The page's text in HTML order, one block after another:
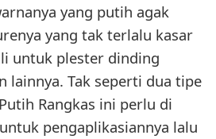
yang putih agak
yang tak terlalu kasar
untuk plester dinding
lainnya. Tak seperti dua tipe
Rangkas ini perlu di
pengaplikasiannya lalu